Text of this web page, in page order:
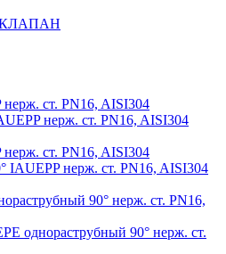
нерж. ст. PN16, AISI304
IAUEPP нерж. ст. PN16, AISI304
однораструбный 90° нерж. ст.